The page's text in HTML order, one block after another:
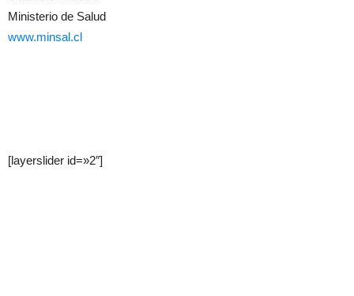
Ministerio de Salud
www.minsal.cl
[layerslider id=»2″]